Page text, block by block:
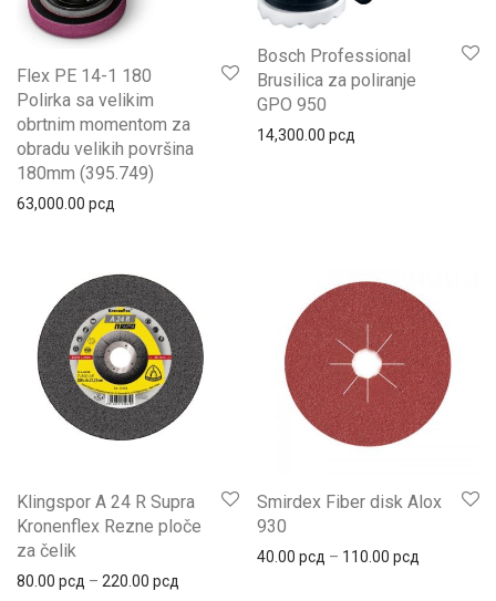
Flex PE 14-1 180
Polirka sa velikim
obrtnim momentom za
obradu velikih površina
180mm (395.749)
63,000.00 рсд
Bosch Professional
Brusilica za poliranje
GPO 950
14,300.00 рсд
Klingspor A 24 R Supra
Kronenflex Rezne ploče
za čelik
80.00 рсд – 220.00 рсд
Smirdex Fiber disk Alox
930
40.00 рсд – 110.00 рсд